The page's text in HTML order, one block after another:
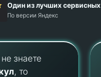
Один из лучших
По версии Яндекс
знаете
, то